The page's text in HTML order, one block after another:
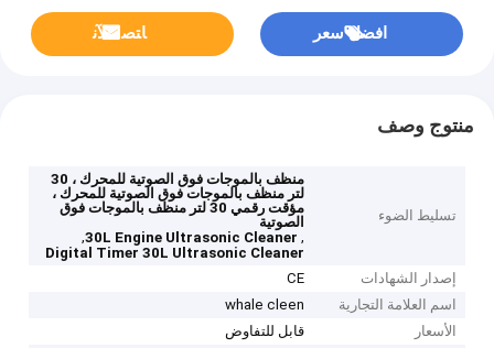
افضل سعر ﺎﺘﺼﻟ ﺍﻶﻧ
منتوج وصف
تسليط الضوء
منظف ​​بالموجات فوق الصوتية للمحرك ، 30
لتر منظف بالموجات فوق الصوتية للمحرك ،
مؤقت رقمي 30 لتر منظف بالموجات فوق
الصوتية
,
30L Engine Ultrasonic Cleaner
,
Digital Timer 30L Ultrasonic Cleaner
إصدار الشهادات
CE
اسم العلامة التجارية
whale cleen
الأسعار
قابل للتفاوض